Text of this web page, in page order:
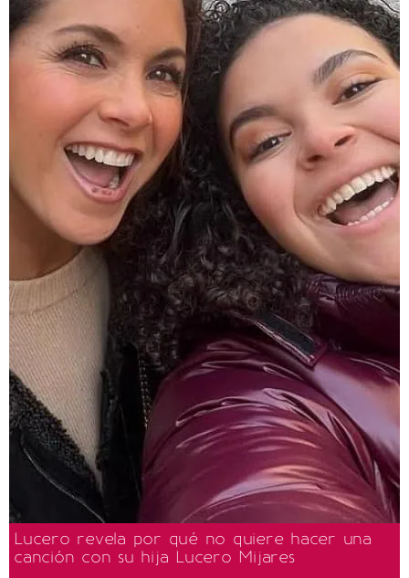
Lucero revela por qué no quiere hacer una
canción con su hija Lucero Mijares